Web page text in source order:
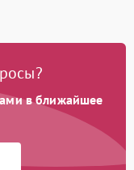
Подробнее →
в ближайшее